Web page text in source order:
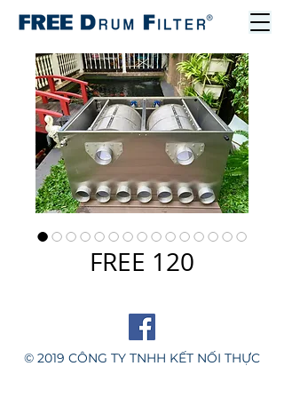
FREE 120
© 2019 CÔNG TY TNHH KẾT NỐI THỰC